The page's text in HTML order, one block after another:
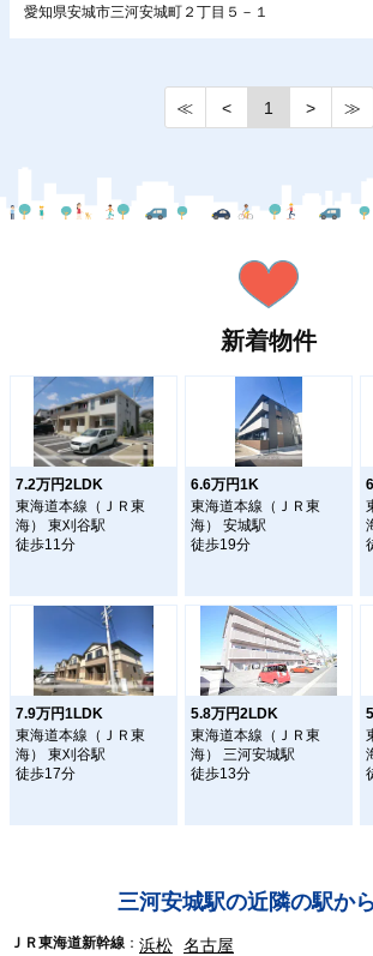
愛知県安城市三河安城町２丁目５－１
≪ < 1 > ≫
新着物件
7.2万円2LDK
東海道本線（ＪＲ東
海） 東刈谷駅
徒歩11分
6.6万円1K
東海道本線（ＪＲ東
海） 安城駅
徒歩19分
7.9万円1LDK
東海道本線（ＪＲ東
海） 東刈谷駅
徒歩17分
5.8万円2LDK
東海道本線（ＪＲ東
海） 三河安城駅
徒歩13分
三河安城駅の近隣の駅か
ＪＲ東海道新幹線 浜松 名古屋